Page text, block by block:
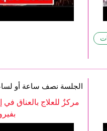
مركزٌ للعلاج بالعناق في